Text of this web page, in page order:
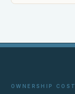
OWNERSHIP COST